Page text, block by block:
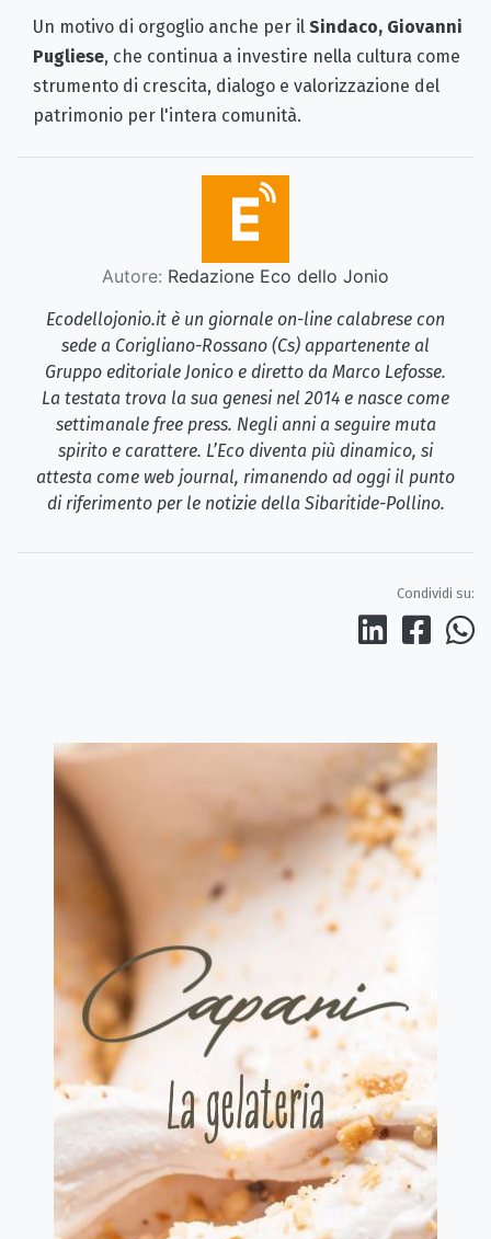
Un motivo di orgoglio anche per il Sindaco, Giovanni
Pugliese, che continua a investire nella cultura come
strumento di crescita, dialogo e valorizzazione del
patrimonio per l'intera comunità.
Autore: Redazione Eco dello Jonio
Ecodellojonio.it è un giornale on-line calabrese con
sede a Corigliano-Rossano (Cs) appartenente al
Gruppo editoriale Jonico e diretto da Marco Lefosse.
La testata trova la sua genesi nel 2014 e nasce come
settimanale free press. Negli anni a seguire muta
spirito e carattere. L’Eco diventa più dinamico, si
attesta come web journal, rimanendo ad oggi il punto
di riferimento per le notizie della Sibaritide-Pollino.
Condividi su: